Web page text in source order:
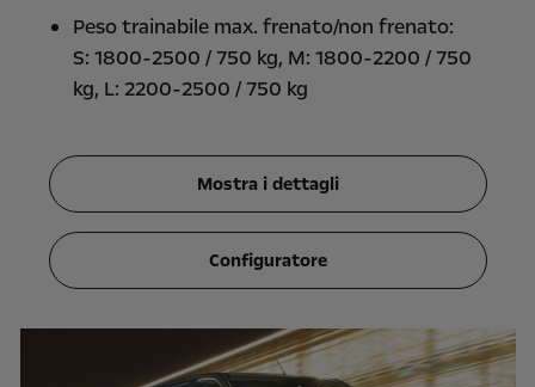
Peso trainabile max. frenato/non frenato:
S: 1800-2500 / 750 kg, M: 1800-2200 / 750
kg, L: 2200-2500 / 750 kg
Mostra i dettagli
Configuratore